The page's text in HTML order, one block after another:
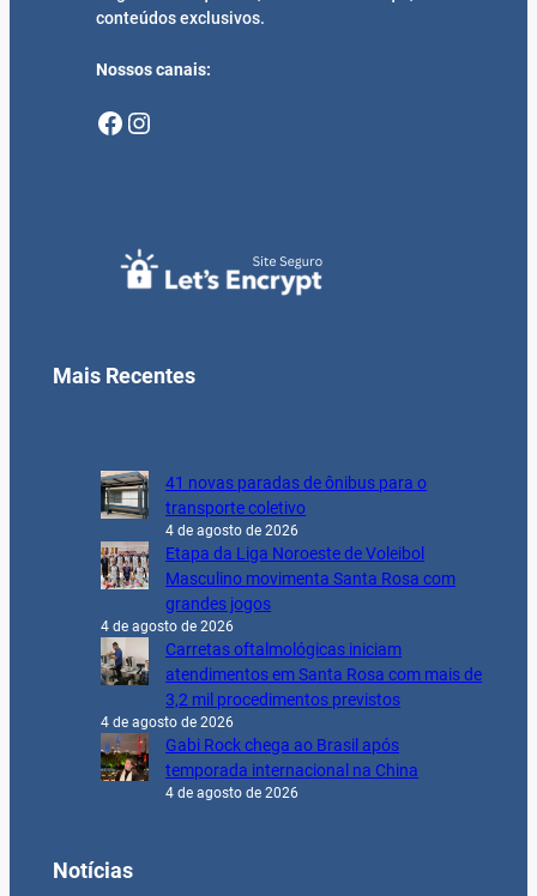
conteúdos exclusivos.
Nossos canais:
Facebook Instagram
Mais Recentes
41 novas paradas de ônibus para o
transporte coletivo
4 de agosto de 2026
Etapa da Liga Noroeste de Voleibol
Masculino movimenta Santa Rosa com
grandes jogos
4 de agosto de 2026
Carretas oftalmológicas iniciam
atendimentos em Santa Rosa com mais de
3,2 mil procedimentos previstos
4 de agosto de 2026
Gabi Rock chega ao Brasil após
temporada internacional na China
4 de agosto de 2026
Notícias